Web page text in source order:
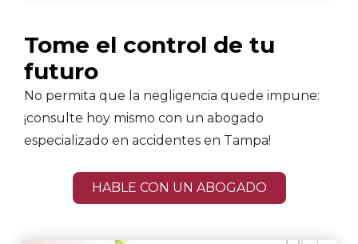
Tome el control de tu
futuro
No permita que la negligencia quede impune:
¡consulte hoy mismo con un abogado
especializado en accidentes en Tampa!
HABLE CON UN ABOGADO